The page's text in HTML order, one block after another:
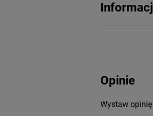
Opinie
Wystaw